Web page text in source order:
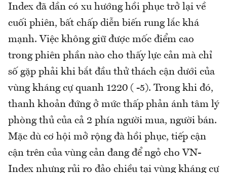
Index đã dần có xu hướng hồi phục trở lại về
cuối phiên, bất chấp diễn biến rung lắc khá
mạnh. Việc không giữ được mốc điểm cao
trong phiên phần nào cho thấy lực cản mà chỉ
số gặp phải khi bắt đầu thử thách cận dưới của
vùng kháng cự quanh 1220 ( -5). Trong khi đó,
thanh khoản đứng ở mức thấp phản ánh tâm lý
phòng thủ của cả 2 phía người mua, người bán.
Mặc dù cơ hội mở rộng đà hồi phục, tiếp cận
cận trên của vùng cản đang để ngỏ cho VN-
Index nhưng rủi ro đảo chiều tại vùng kháng cự